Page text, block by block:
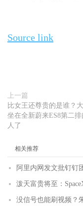
Source link
上一篇
比女王还尊贵的是谁？
坐在全新蔚来ES8第二排
人了
相关推荐
阿里内网发文批钉钉
泼天富贵将至：
没信号也能刷视频？